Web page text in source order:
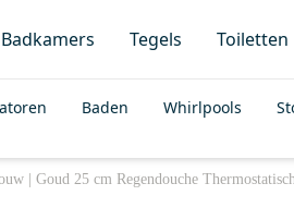
Badkamers Tegels Toiletten
Baden Whirlpools
| Goud 25 cm Regendouche Thermostatisch